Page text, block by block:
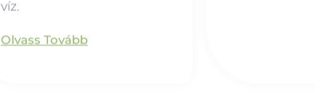
víz.
Olvass Tovább